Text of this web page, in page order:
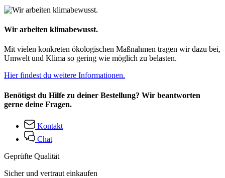
Wir arbeiten klimabewusst.
Mit vielen konkreten ökologischen Maßnahmen tragen wir dazu bei,
Umwelt und Klima so gering wie möglich zu belasten.
Hier findest du weitere Informationen.
Benötigst du Hilfe zu deiner Bestellung? Wir beantworten
gerne deine Fragen.
Kontakt
Chat
Geprüfte Qualität
Sicher und vertraut einkaufen